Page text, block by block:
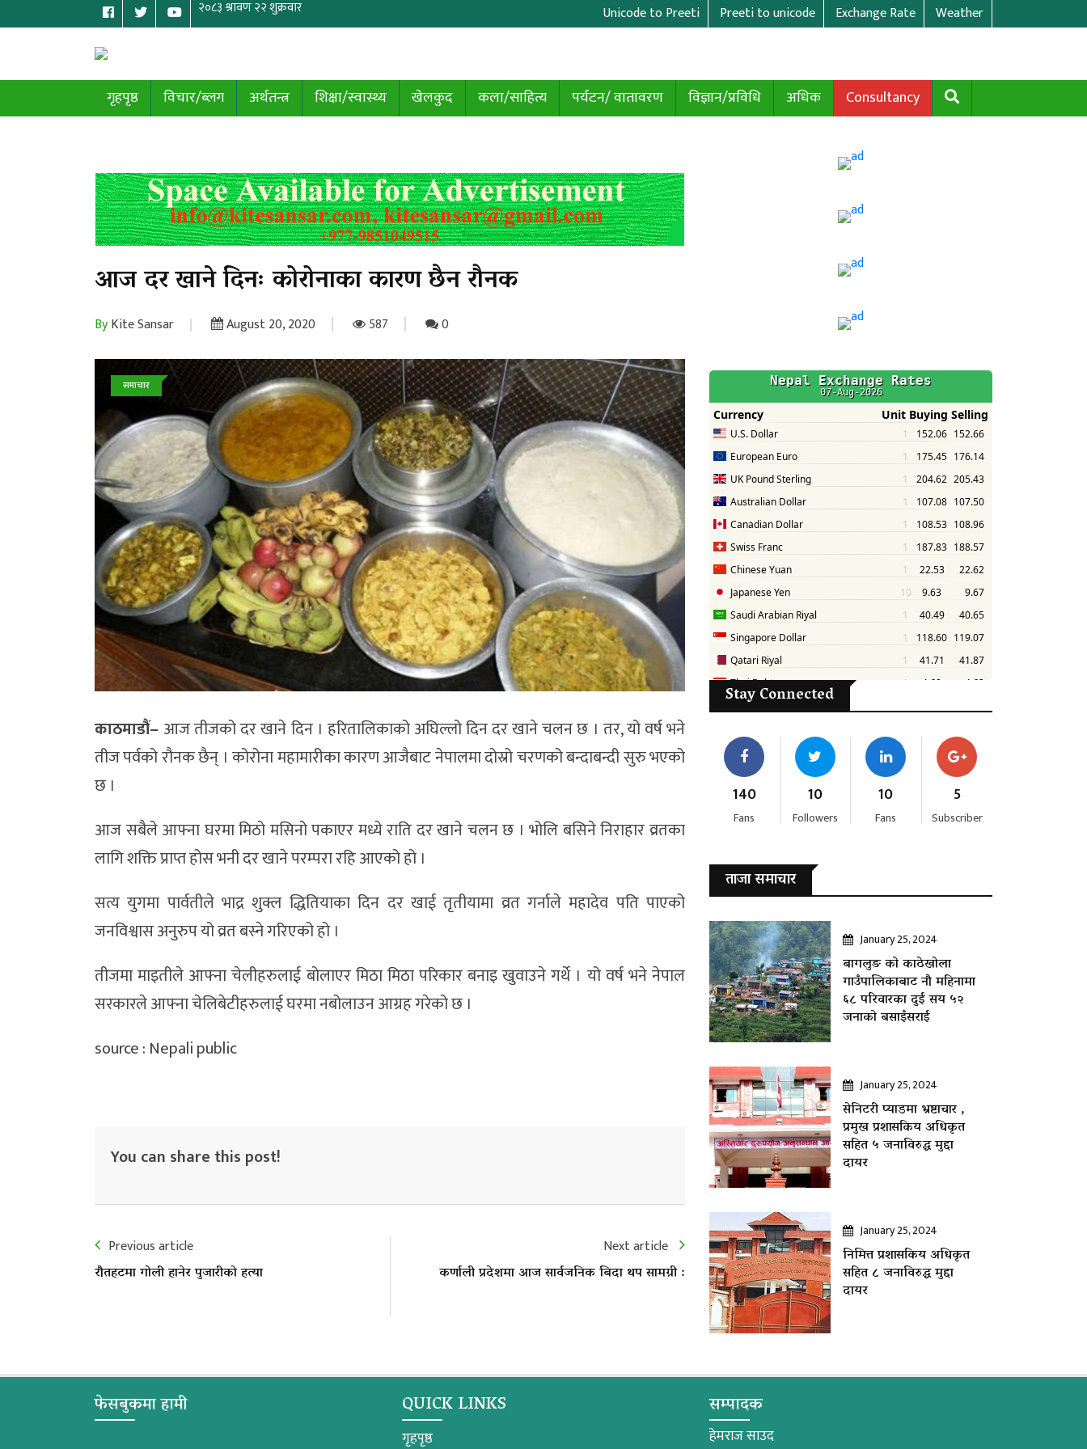
Unicode to Preeti Preeti to unicode Exchange Rate Weather
गृहपृष्ठ विचार/ब्लग अर्थतन्त्र शिक्षा/स्वास्थ्य खेलकुद कला/साहित्य पर्यटन/ वातावरण विज्ञान/प्रविधि अधिक Consultancy
आज दर खाने दिनः कोरोनाका कारण छैन रौनक
ByKite Sansar August 20, 2020 587 0
समाचार
काठमाडौं– आज तीजको दर खाने दिन । हरितालिकाको अघिल्लो दिन दर खाने चलन छ । तर, यो वर्ष भने
तीज पर्वको रौनक छैन् । कोरोना महामारीका कारण आजैबाट नेपालमा दोस्रो चरणको बन्दाबन्दी सुरु भएको
छ ।
आज सबैले आफ्ना घरमा मिठो मसिनो पकाएर मध्ये राति दर खाने चलन छ । भोलि बसिने निराहार व्रतका
लागि शक्ति प्राप्त होस भनी दर खाने परम्परा रहि आएको हो ।
सत्य युगमा पार्वतीले भाद्र शुक्ल द्धितियाका दिन दर खाई तृतीयामा व्रत गर्नाले महादेव पति पाएको
जनविश्वास अनुरुप यो व्रत बस्ने गरिएको हो ।
तीजमा माइतीले आफ्ना चेलीहरुलाई बोलाएर मिठा मिठा परिकार बनाइ खुवाउने गर्थे । यो वर्ष भने नेपाल
सरकारले आफ्ना चेलिबेटीहरुलाई घरमा नबोलाउन आग्रह गरेको छ ।
source : Nepali public
You can share this post!
Previous article
रौतहटमा गोली हानेर पुजारीको हत्या
Next article
कर्णाली प्रदेशमा आज सार्वजनिक बिदा थप सामग्री :
Stay Connected
140
Fans
10
Followers
10
Fans
5
Subscriber
ताजा समाचार
January 25, 2024
बागलुङ काे काठेखोला
गाउँपालिकाबाट नौ महिनामा
६८ परिवारका दुई सय ५२
जनाकाे बसाइँसराई
January 25, 2024
सेनिटरी प्याडमा भ्रष्टाचार ,
प्रमुख प्रशासकिय अधिकृत
सहित ५ जनाविरुद्ध मुद्दा
दायर
January 25, 2024
निमित्त प्रशासकिय अधिकृत
सहित ८ जनाविरुद्ध मुद्दा
दायर
फेसबुकमा हामी QUICK LINKS
गृहपृष्ठ
सम्पादक
हेमराज साउद